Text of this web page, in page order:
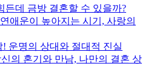
든데 금방 결혼할 수 있을까?
애운이 높아지는 시기, 사랑의
운명의 상대와 절대적 진실
의 혼기와 만남, 나만의 결혼 상